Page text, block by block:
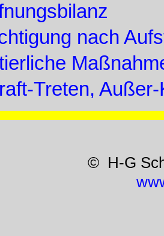
nach
Treten, Außer-
© H-G